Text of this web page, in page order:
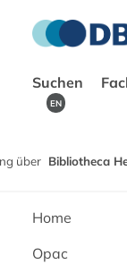
Suchen
EN
über Bibliotheca
Home
Opac